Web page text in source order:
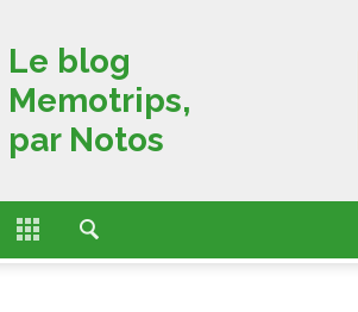
ACCUEIL
ACTUALITÉS
FONCTIONNALITÉS
L’HISTOIRE DE MEMOTRIPS
Le blog
Memotrips,
par Notos